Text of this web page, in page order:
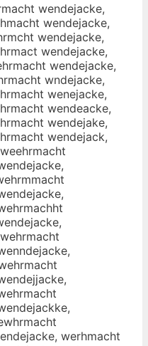
wendejacke,
wendejacke,
wendejacke,
wendejacke,
wendejacke,
wndejacke,
wenejacke,
wendeacke,
wendejake,
wendejack,
werhmacht